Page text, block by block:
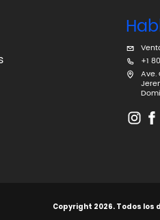
+1
Ave.
Copyright 2026. Todos los